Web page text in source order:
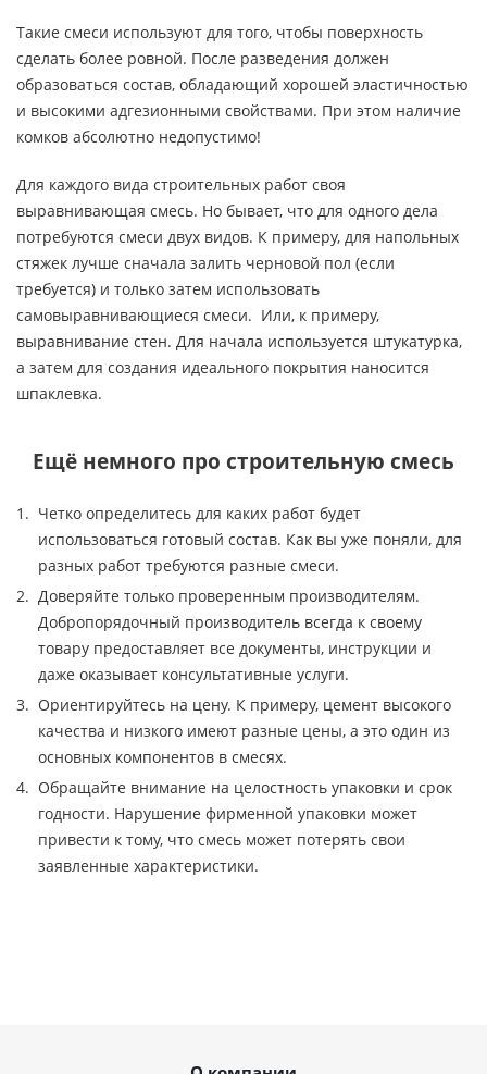
Такие смеси используют для того, чтобы поверхность
сделать более ровной. После разведения должен
образоваться состав, обладающий хорошей эластичностью
и высокими адгезионными свойствами. При этом наличие
комков абсолютно недопустимо!
Для каждого вида строительных работ своя
выравнивающая смесь. Но бывает, что для одного дела
потребуются смеси двух видов. К примеру, для напольных
стяжек лучше сначала залить черновой пол (если
требуется) и только затем использовать
самовыравнивающиеся смеси. Или, к примеру,
выравнивание стен. Для начала используется штукатурка,
а затем для создания идеального покрытия наносится
шпаклевка.
Ещё немного про строительную смесь
Четко определитесь для каких работ будет
использоваться готовый состав. Как вы уже поняли, для
разных работ требуются разные смеси.
Доверяйте только проверенным производителям.
Добропорядочный производитель всегда к своему
товару предоставляет все документы, инструкции и
даже оказывает консультативные услуги.
Ориентируйтесь на цену. К примеру, цемент высокого
качества и низкого имеют разные цены, а это один из
основных компонентов в смесях.
Обращайте внимание на целостность упаковки и срок
годности. Нарушение фирменной упаковки может
привести к тому, что смесь может потерять свои
заявленные характеристики.